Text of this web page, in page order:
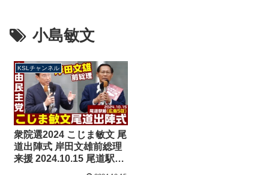
小島敏文
KSLチャンネル
衆院選2024 こじま敏文 尾
道出陣式 岸田文雄前総理
来援 2024.10.15 尾道駅前